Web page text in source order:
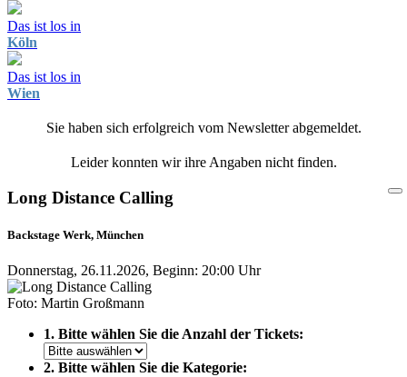
Das ist los in
Köln
Das ist los in
Wien
Sie haben sich erfolgreich vom Newsletter abgemeldet.
Leider konnten wir ihre Angaben nicht finden.
Long Distance Calling
Backstage Werk, München
Donnerstag, 26.11.2026, Beginn: 20:00 Uhr
Foto: Martin Großmann
1. Bitte wählen Sie die Anzahl der Tickets:
2. Bitte wählen Sie die Kategorie: